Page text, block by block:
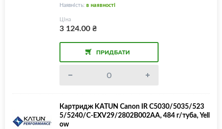
Наявність: в наявності
Ціна
3 124.00₴
ПРИДБАТИ
Картридж KATUN Canon IR C5030/5035/523
5/5240/C-EXV29/2802B002AA, 484 г/туба, Yell
ow